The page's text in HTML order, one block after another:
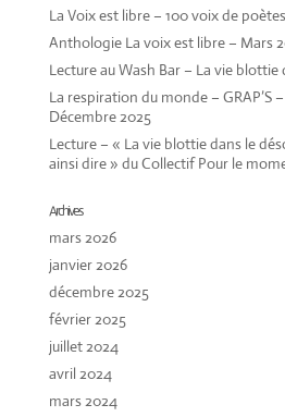
La Voix est libre – 100 voix de poètes
Anthologie La voix est libre – Mars
Lecture au Wash Bar – La vie blottie
La respiration du monde – GRAP’S
Décembre 2025
Lecture – « La vie blottie dans le
ainsi dire » du Collectif Pour le
Archives
mars 2026
janvier 2026
décembre 2025
février 2025
juillet 2024
avril 2024
mars 2024